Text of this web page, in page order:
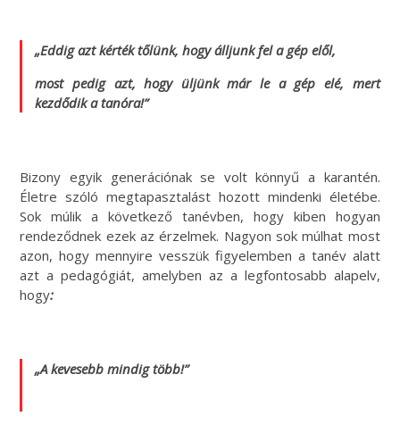
„Eddig azt kérték tőlünk, hogy álljunk fel a gép elől,
most pedig azt, hogy üljünk már le a gép elé, mert
kezdődik a tanóra!”
Bizony egyik generációnak se volt könnyű a karantén.
Életre szóló megtapasztalást hozott mindenki életébe.
Sok múlik a következő tanévben, hogy kiben hogyan
rendeződnek ezek az érzelmek. Nagyon sok múlhat most
azon, hogy mennyire vesszük figyelemben a tanév alatt
azt a pedagógiát, amelyben az a legfontosabb alapelv,
hogy:
„A kevesebb mindig több!”